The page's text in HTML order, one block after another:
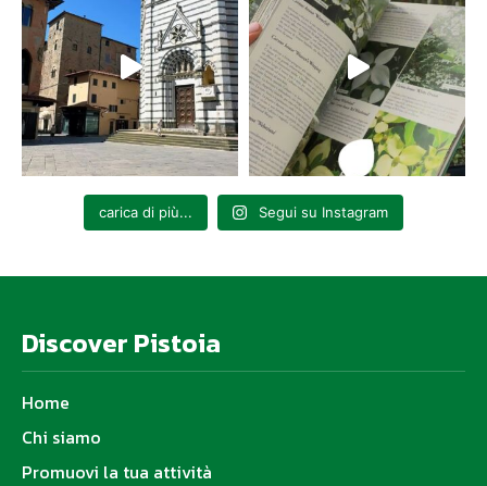
carica di più... Segui su Instagram
Discover Pistoia
Home
Chi siamo
Promuovi la tua attività